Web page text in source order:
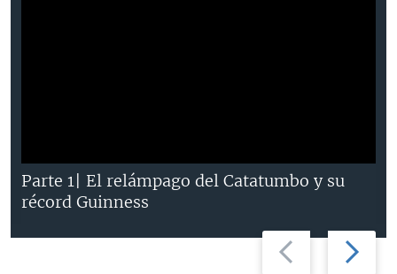
Previous
slide
Next
slide
Parte 1| El relámpago del Catatumbo y su
récord Guinness